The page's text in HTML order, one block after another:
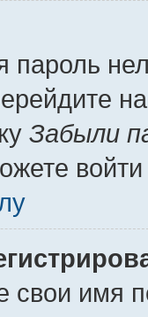
пароль
Забыли
свои имя